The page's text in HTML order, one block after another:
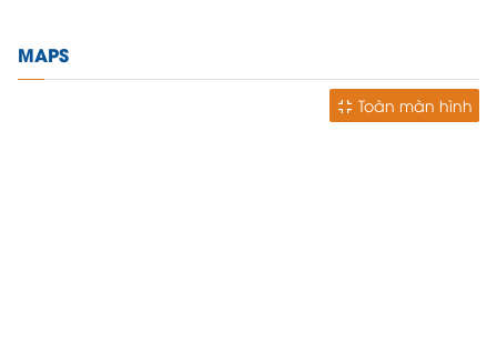
MAPS
Toàn màn hình